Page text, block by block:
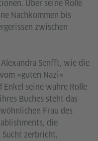
Über seine Rolle
Nachkommen bis
zwischen
Senfft, wie die
»guten Nazi«
seine wahre Rolle
Buches steht das
Frau des
die
zerbricht,